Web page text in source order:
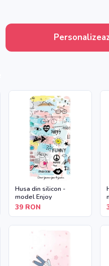
Husa din silicon -
model Enjoy
39 RON